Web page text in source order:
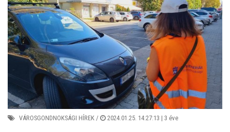
VÁROSGONDNOKSÁGI HÍREK / 2024.01.25. 14:27:13 | 3 éve